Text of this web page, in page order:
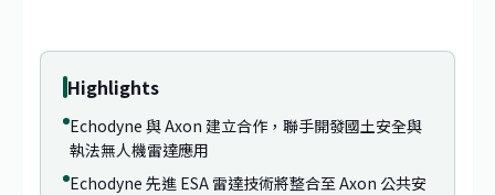
Highlights
Echodyne 與 Axon 建立合作，聯手開發國土安全與
執法無人機雷達應用
Echodyne 先進 ESA 雷達技術將整合至 Axon 公共安